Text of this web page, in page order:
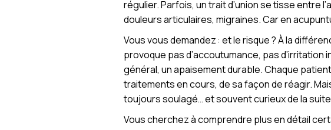
régulier. Parfois, un trait d’union se tisse entre
douleurs articulaires, migraines. Car en
Vous vous demandez : et le risque ? À la
provoque pas d’accoutumance, pas
général, un apaisement durable. Chaque
traitements en cours, de sa façon de réagir.
toujours soulagé… et souvent curieux de la
Vous cherchez à comprendre plus en détail